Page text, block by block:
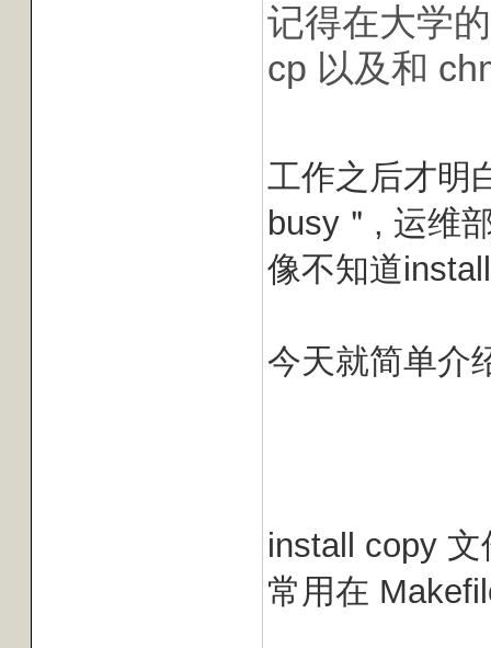
记得在大学
cp 以及和
工作之后才明
busy＂, 运维
像不知道
今天就简单介
install copy
常用在